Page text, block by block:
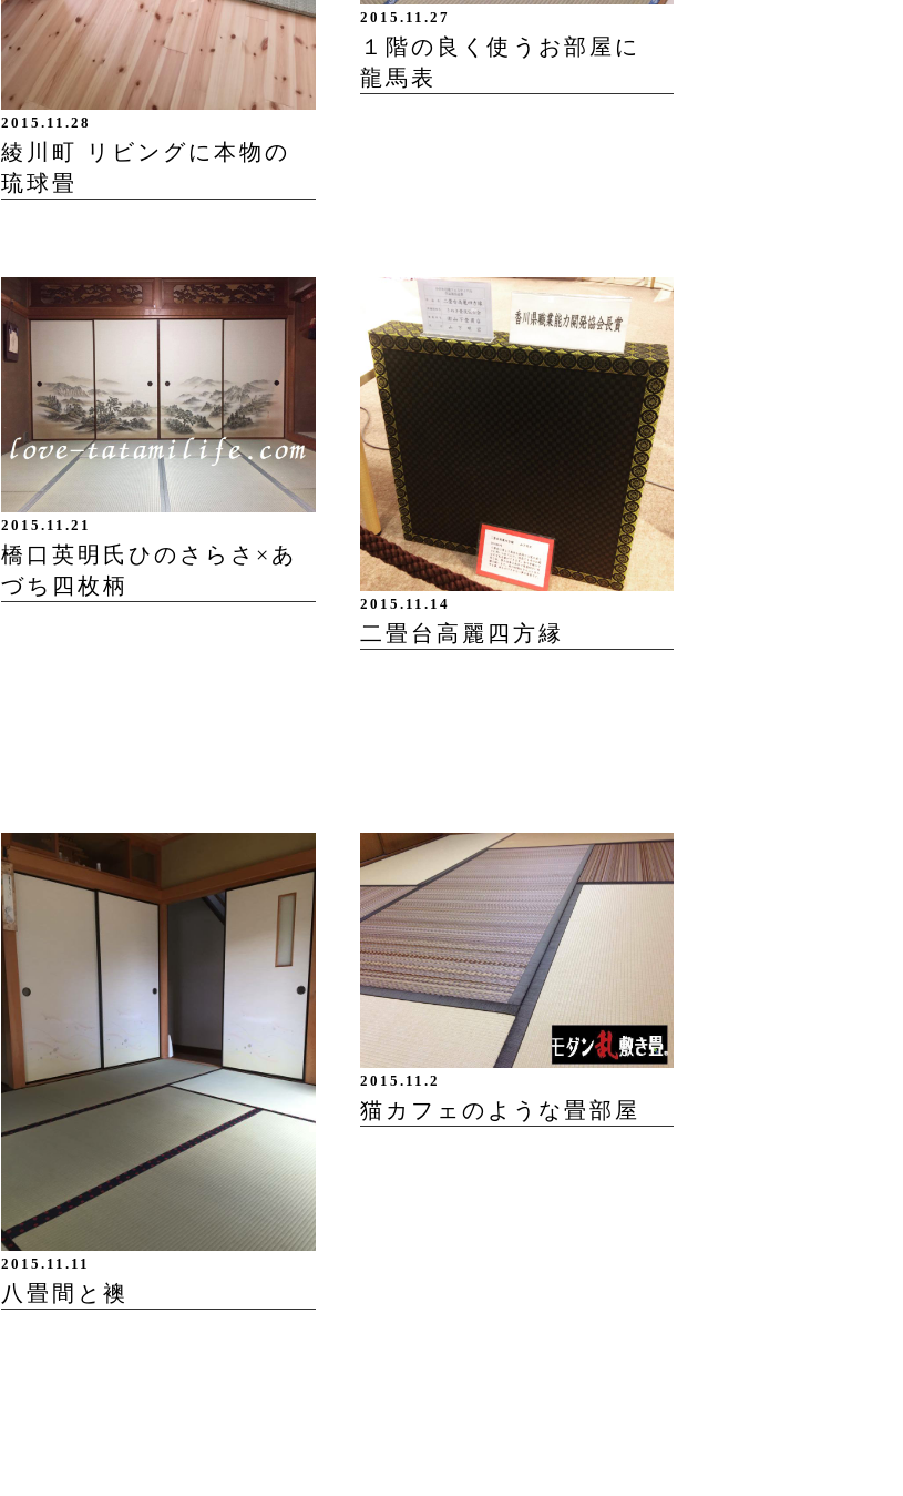
2015.11.28
綾川町 リビングに本物の
琉球畳
2015.11.27
１階の良く使うお部屋に
龍馬表
2015.11.21
橋口英明氏ひのさらさ×あ
づち四枚柄
2015.11.14
二畳台高麗四方縁
2015.11.11
八畳間と襖
2015.11.2
猫カフェのような畳部屋